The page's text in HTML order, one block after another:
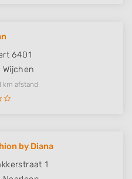
6401
Wijchen
km afstand
by Diana
1